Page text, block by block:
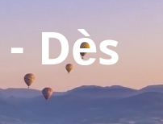
Dès